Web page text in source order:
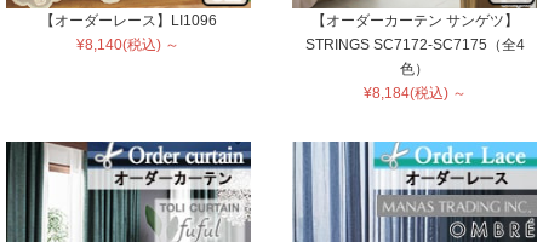
【オーダーレース】LI1096
¥8,140(税込) ～
【オーダーカーテン サンゲツ】
STRINGS SC7172-SC7175（全4
色）
¥8,184(税込) ～